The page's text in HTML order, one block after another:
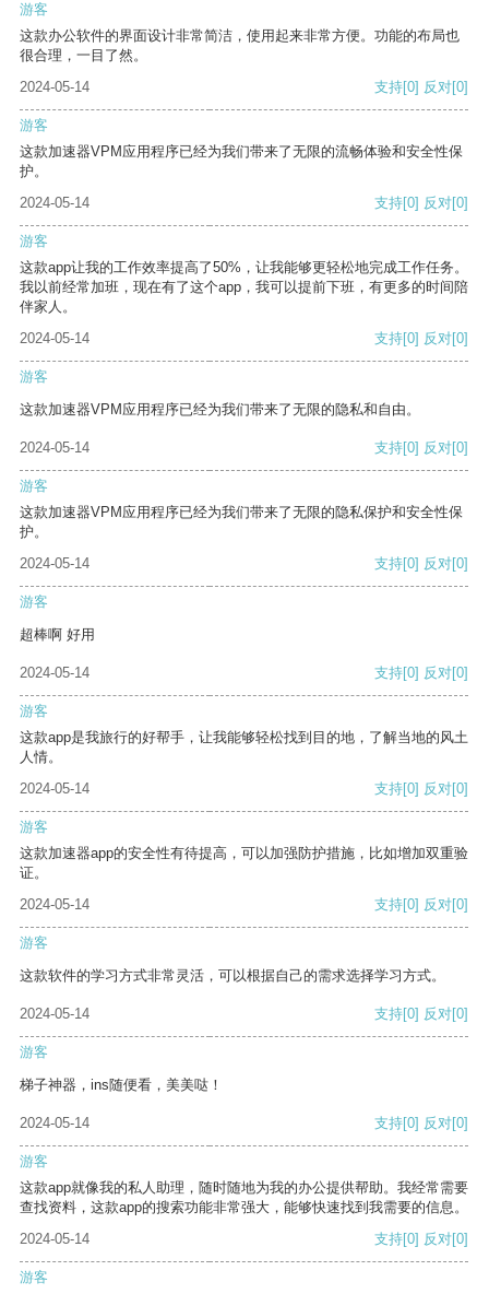
游客
这款办公软件的界面设计非常简洁，使用起来非常方便。功能的布局也
很合理，一目了然。
2024-05-14
支持[0] 反对[0]
游客
这款加速器VPM应用程序已经为我们带来了无限的流畅体验和安全性保
护。
2024-05-14
支持[0] 反对[0]
游客
这款app让我的工作效率提高了50%，让我能够更轻松地完成工作任务。
我以前经常加班，现在有了这个app，我可以提前下班，有更多的时间陪
伴家人。
2024-05-14
支持[0] 反对[0]
游客
这款加速器VPM应用程序已经为我们带来了无限的隐私和自由。
2024-05-14 支持[0] 反对[0]
游客
这款加速器VPM应用程序已经为我们带来了无限的隐私保护和安全性保
护。
2024-05-14
支持[0] 反对[0]
游客
超棒啊 好用
2024-05-14 支持[0] 反对[0]
游客
这款app是我旅行的好帮手，让我能够轻松找到目的地，了解当地的风土
人情。
2024-05-14
支持[0] 反对[0]
游客
这款加速器app的安全性有待提高，可以加强防护措施，比如增加双重验
证。
2024-05-14
支持[0] 反对[0]
游客
这款软件的学习方式非常灵活，可以根据自己的需求选择学习方式。
2024-05-14 支持[0] 反对[0]
游客
梯子神器，ins随便看，美美哒！
2024-05-14 支持[0] 反对[0]
游客
这款app就像我的私人助理，随时随地为我的办公提供帮助。我经常需要
查找资料，这款app的搜索功能非常强大，能够快速找到我需要的信息。
2024-05-14
支持[0] 反对[0]
游客